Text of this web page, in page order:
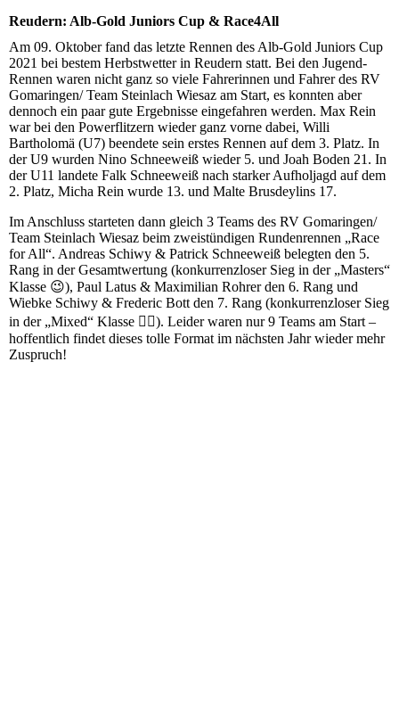
Reudern: Alb-Gold Juniors Cup & Race4All
Am 09. Oktober fand das letzte Rennen des Alb-Gold Juniors Cup
2021 bei bestem Herbstwetter in Reudern statt. Bei den Jugend-
Rennen waren nicht ganz so viele Fahrerinnen und Fahrer des RV
Gomaringen/ Team Steinlach Wiesaz am Start, es konnten aber
dennoch ein paar gute Ergebnisse eingefahren werden. Max Rein
war bei den Powerflitzern wieder ganz vorne dabei, Willi
Bartholomä (U7) beendete sein erstes Rennen auf dem 3. Platz. In
der U9 wurden Nino Schneeweiß wieder 5. und Joah Boden 21. In
der U11 landete Falk Schneeweiß nach starker Aufholjagd auf dem
2. Platz, Micha Rein wurde 13. und Malte Brusdeylins 17.
Im Anschluss starteten dann gleich 3 Teams des RV Gomaringen/
Team Steinlach Wiesaz beim zweistündigen Rundenrennen „Race
for All“. Andreas Schiwy & Patrick Schneeweiß belegten den 5.
Rang in der Gesamtwertung (konkurrenzloser Sieg in der „Masters“
Klasse 😉), Paul Latus & Maximilian Rohrer den 6. Rang und
Wiebke Schiwy & Frederic Bott den 7. Rang (konkurrenzloser Sieg
in der „Mixed“ Klasse 🤷‍♀️). Leider waren nur 9 Teams am Start –
hoffentlich findet dieses tolle Format im nächsten Jahr wieder mehr
Zuspruch!